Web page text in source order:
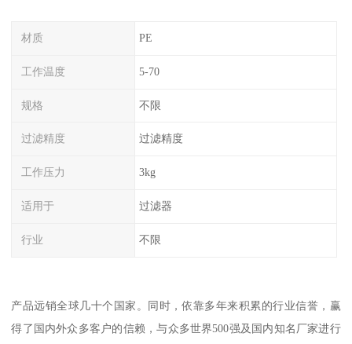
材质 PE
工作温度 5-70
规格 不限
过滤精度 过滤精度
工作压力 3kg
适用于 过滤器
行业 不限
产品远销全球几十个国家。同时，依靠多年来积累的行业信誉，赢
得了国内外众多客户的信赖，与众多世界500强及国内知名厂家进行